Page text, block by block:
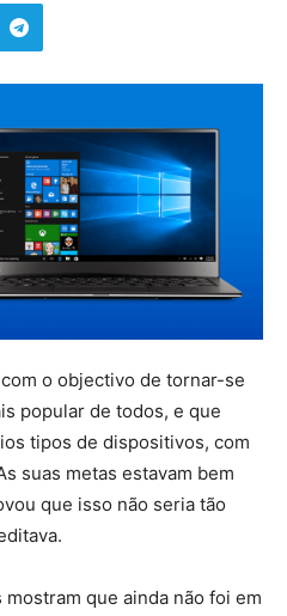
o objectivo de tornar-se
popular de todos, e que
tipos de dispositivos, com
suas metas estavam bem
que isso não seria tão
que ainda não foi em